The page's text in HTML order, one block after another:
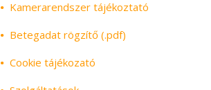
• Kamerarendszer tájékoztató
• Betegadat rögzítő (.pdf)
• Cookie tájékozató